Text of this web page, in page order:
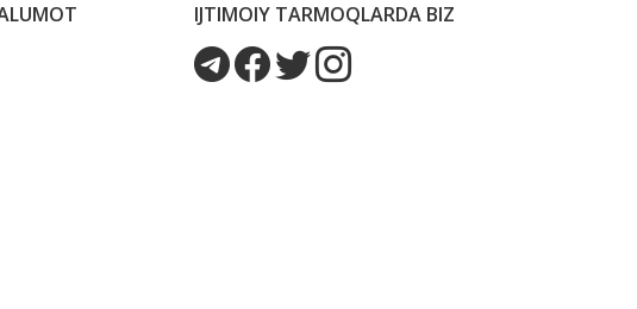
IJTIMOIY TARMOQLARDA BIZ